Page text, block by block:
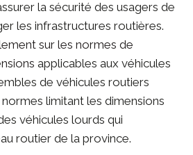
la sécurité des usagers de
les infrastructures routières.
sur les normes de
applicables aux véhicules
de véhicules routiers
limitant les dimensions
véhicules lourds qui
routier de la province.